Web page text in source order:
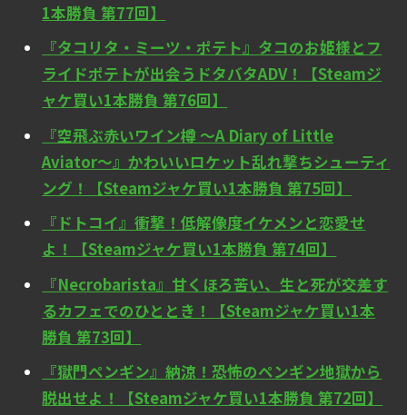
1本勝負 第77回】
『タコリタ・ミーツ・ポテト』タコのお姫様とフ
ライドポテトが出会うドタバタADV！【Steamジ
ャケ買い1本勝負 第76回】
『空飛ぶ赤いワイン樽 ～A Diary of Little
Aviator～』かわいいロケット乱れ撃ちシューティ
ング！【Steamジャケ買い1本勝負 第75回】
『ドトコイ』衝撃！低解像度イケメンと恋愛せ
よ！【Steamジャケ買い1本勝負 第74回】
『Necrobarista』甘くほろ苦い、生と死が交差す
るカフェでのひととき！【Steamジャケ買い1本
勝負 第73回】
『獄門ペンギン』納涼！恐怖のペンギン地獄から
脱出せよ！【Steamジャケ買い1本勝負 第72回】